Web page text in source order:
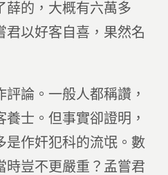
薛的，大概有六萬多
君以好客自喜，果然名
論。一般人都稱讚，
士。但事實卻證明，
是作奸犯科的流氓。數
時豈不更嚴重？孟嘗君